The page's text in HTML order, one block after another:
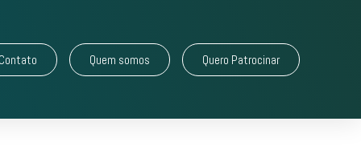
Quem somos Quero Patrocinar